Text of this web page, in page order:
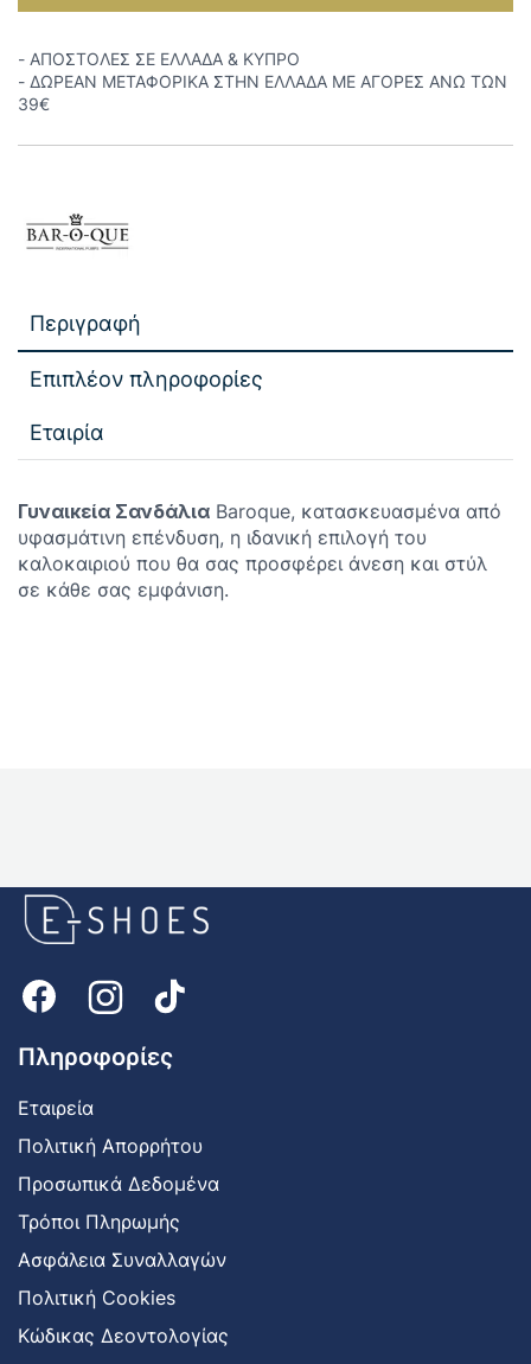
- ΑΠΟΣΤΟΛΕΣ ΣΕ ΕΛΛΑΔΑ & ΚΥΠΡΟ
- ΔΩΡΕΑΝ ΜΕΤΑΦΟΡΙΚΑ ΣΤΗΝ ΕΛΛΑΔΑ ΜΕ ΑΓΟΡΕΣ ΑΝΩ ΤΩΝ
39€
Περιγραφή
Επιπλέον πληροφορίες
Εταιρία
Γυναικεία Σανδάλια Baroque, κατασκευασμένα από
υφασμάτινη επένδυση, η ιδανική επιλογή του
καλοκαιριού που θα σας προσφέρει άνεση και στύλ
σε κάθε σας εμφάνιση.
Πληροφορίες
Εταιρεία
Πολιτική Απορρήτου
Προσωπικά Δεδομένα
Τρόποι Πληρωμής
Ασφάλεια Συναλλαγών
Πολιτική Cookies
Κώδικας Δεοντολογίας